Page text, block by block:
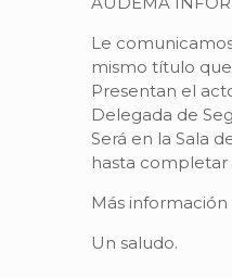
Le
mismo título
Presentan el
Delegada de
Será en la Sala
hasta completar
Más información
Un saludo.